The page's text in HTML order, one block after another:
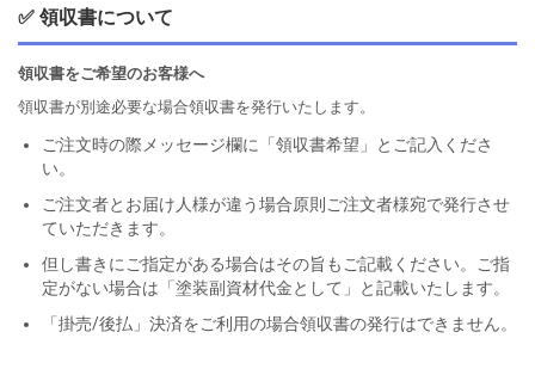
✅ 領収書について
領収書をご希望のお客様へ
領収書が別途必要な場合領収書を発行いたします。
ご注文時の際メッセージ欄に「領収書希望」とご記入くださ
い。
ご注文者とお届け人様が違う場合原則ご注文者様宛で発行させ
ていただきます。
但し書きにご指定がある場合はその旨もご記載ください。ご指
定がない場合は「塗装副資材代金として」と記載いたします。
「掛売/後払」決済をご利用の場合領収書の発行はできません。